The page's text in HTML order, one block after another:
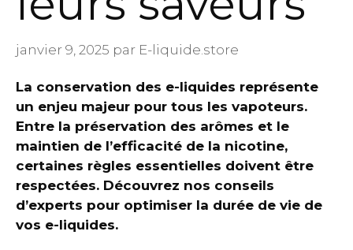
janvier 9, 2025 par E-liquide.store
La conservation des e-liquides représente
un enjeu majeur pour tous les vapoteurs.
Entre la préservation des arômes et le
maintien de l’efficacité de la nicotine,
certaines règles essentielles doivent être
respectées. Découvrez nos conseils
d’experts pour optimiser la durée de vie de
vos e-liquides.